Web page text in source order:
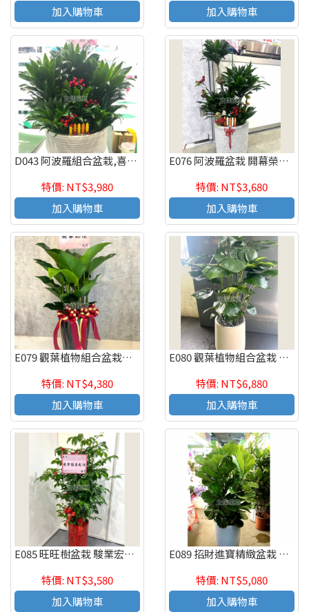
加入購物車
加入購物車
D043 阿波羅組合盆栽,喜慶組合盆栽,發表會組合盆栽,開幕組合盆栽
特價: NT$3,980
加入購物車
E076 阿波羅盆栽 開幕榮陞喬遷新居落成祝賀盆栽
特價: NT$3,680
加入購物車
E079 觀葉植物組合盆栽參展成功 長喬遷之喜 榮陞誌喜盆栽
特價: NT$4,380
加入購物車
E080 觀葉植物組合盆栽 喬遷之喜 榮陞誌喜盆栽
特價: NT$6,880
加入購物車
E085 旺旺樹盆栽 駿業宏開 喬遷之喜 榮陞誌喜盆栽
特價: NT$3,580
加入購物車
E089 招財進寶精緻盆栽 喬遷之喜 榮陞誌喜盆栽
特價: NT$5,080
加入購物車